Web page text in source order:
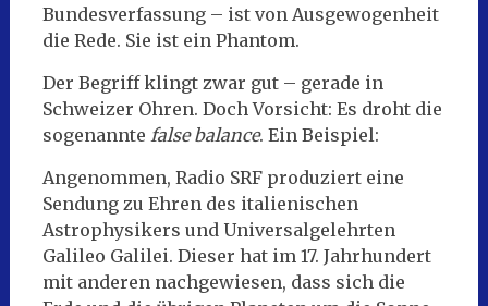
Bundesverfassung – ist von Ausgewogenheit
die Rede. Sie ist ein Phantom.
Der Begriff klingt zwar gut – gerade in
Schweizer Ohren. Doch Vorsicht: Es droht die
sogenannte false balance. Ein Beispiel:
Angenommen, Radio SRF produziert eine
Sendung zu Ehren des italienischen
Astrophysikers und Universalgelehrten
Galileo Galilei. Dieser hat im 17. Jahrhundert
mit anderen nachgewiesen, dass sich die